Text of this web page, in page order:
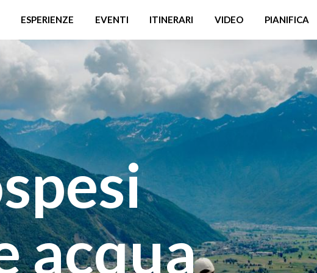
ESPERIENZE EVENTI ITINERARI VIDEO PIANIFICA
acqua